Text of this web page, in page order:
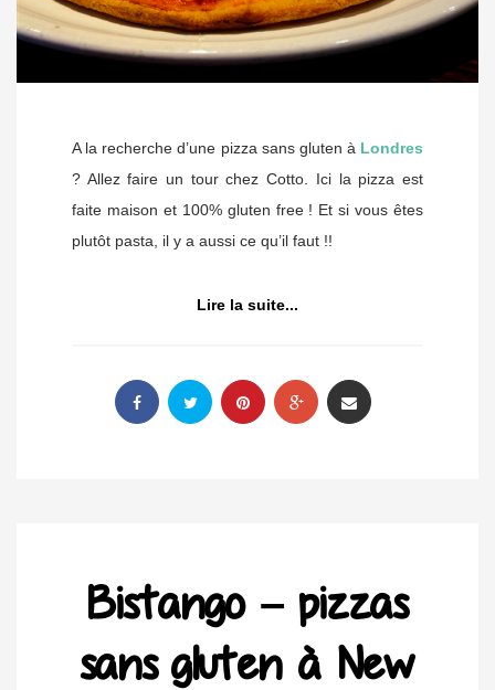
A la recherche d’une pizza sans gluten à Londres
? Allez faire un tour chez Cotto. Ici la pizza est
faite maison et 100% gluten free ! Et si vous êtes
plutôt pasta, il y a aussi ce qu’il faut !!
Lire la suite...
Bistango – pizzas
sans gluten à New